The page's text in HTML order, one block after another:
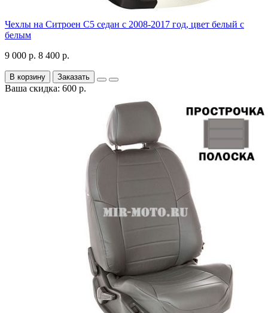
Чехлы на Ситроен С5 седан с 2008-2017 год, цвет белый с
белым
9 000 р. 8 400 р.
В корзину Заказать
Ваша скидка: 600 р.